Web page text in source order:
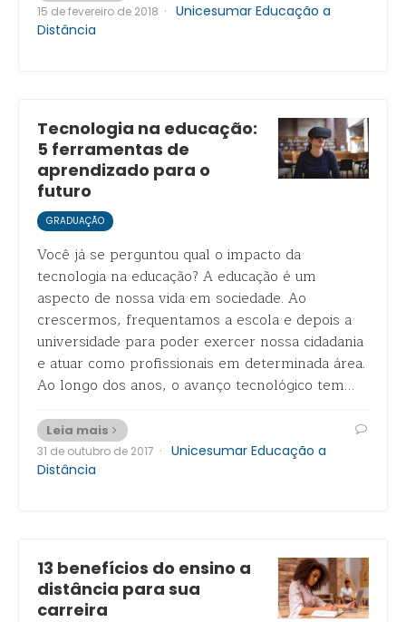
15 de fevereiro de 2018 · Unicesumar Educação a
Distância
Tecnologia na educação:
5 ferramentas de
aprendizado para o
futuro
GRADUAÇÃO
Você já se perguntou qual o impacto da
tecnologia na educação? A educação é um
aspecto de nossa vida em sociedade. Ao
crescermos, frequentamos a escola e depois a
universidade para poder exercer nossa cidadania
e atuar como profissionais em determinada área.
Ao longo dos anos, o avanço tecnológico tem…
Leia mais
31 de outubro de 2017 · Unicesumar Educação a
Distância
13 benefícios do ensino a
distância para sua
carreira